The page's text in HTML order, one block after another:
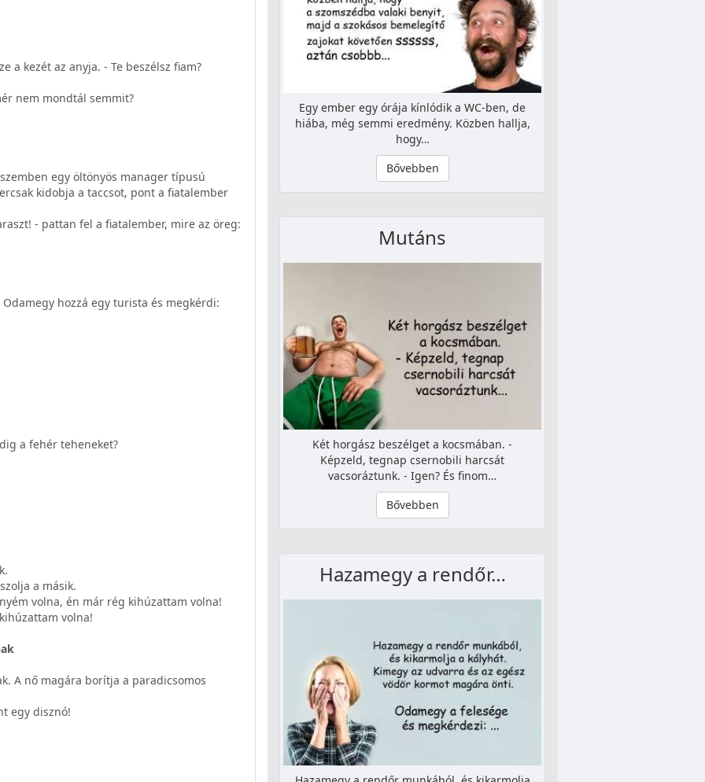
a kezét az anyja. - Te beszélsz fiam?
nem mondtál semmit?
egy öltönyös manager típusú
kidobja a taccsot, pont a fiatalember
- pattan fel a fiatalember, mire az öreg:
hozzá egy turista és megkérdi:
a fehér teheneket?
a másik.
volna, én már rég kihúzattam volna!
volna!
A nő magára borítja a paradicsomos
egy disznó!
Egy ember egy órája kínlódik a WC-ben, de
hiába, még semmi eredmény. Közben hallja,
hogy…
Bővebben
Mutáns
Két horgász beszélget a kocsmában. -
Képzeld, tegnap csernobili harcsát
vacsoráztunk. - Igen? És finom…
Bővebben
Hazamegy a rendőr…